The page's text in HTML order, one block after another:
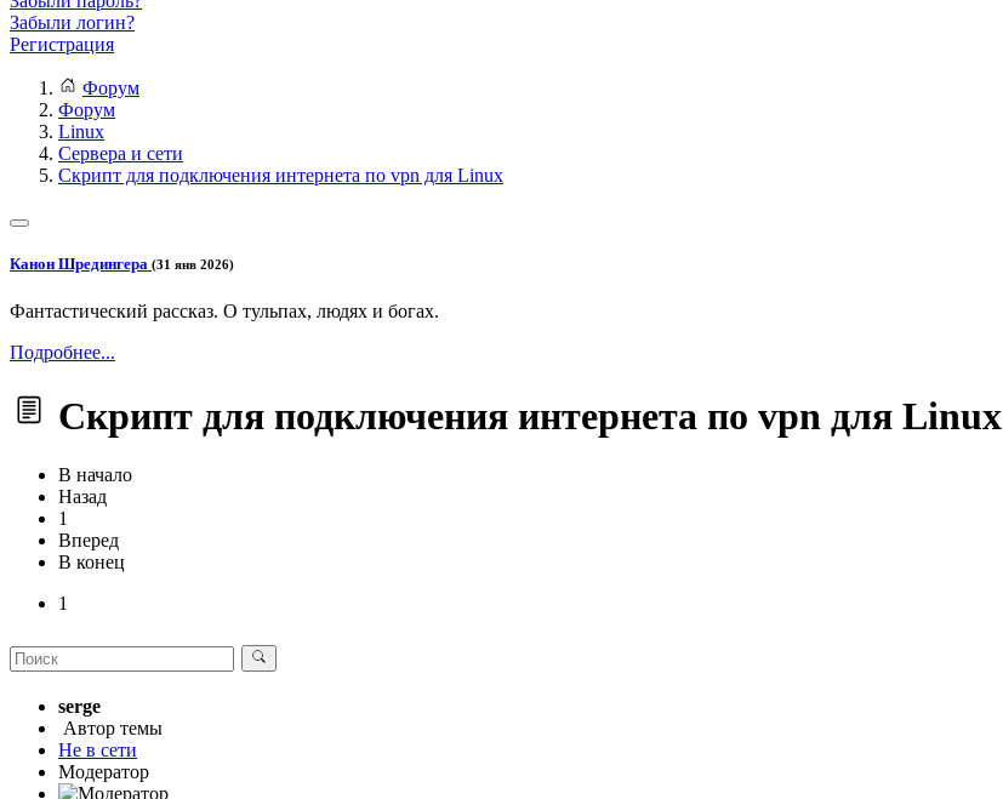
Забыли логин?
Регистрация
Форум
Форум
Linux
Сервера и сети
Скрипт для подключения интернета по vpn для Linux
Канон Шредингера (31 янв 2026)
Фантастический рассказ. О тульпах, людях и богах.
Подробнее...
Скрипт для подключения интернета по vpn для Linux
В начало
Назад
1
Вперед
В конец
1
serge
Автор темы
Не в сети
Модератор